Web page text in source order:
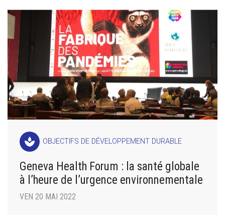
spa OBJECTIFS DE DÉVELOPPEMENT DURABLE
Geneva Health Forum : la santé globale
à l’heure de l’urgence environnementale
VEN 20 MAI 2022